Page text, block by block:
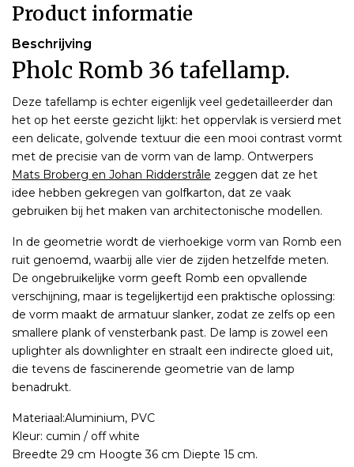
Product informatie
Beschrijving
Pholc Romb 36 tafellamp.
Deze tafellamp is echter eigenlijk veel gedetailleerder dan
het op het eerste gezicht lijkt: het oppervlak is versierd met
een delicate, golvende textuur die een mooi contrast vormt
met de precisie van de vorm van de lamp. Ontwerpers
Mats Broberg en Johan Ridderstråle zeggen dat ze het
idee hebben gekregen van golfkarton, dat ze vaak
gebruiken bij het maken van architectonische modellen.
In de geometrie wordt de vierhoekige vorm van Romb een
ruit genoemd, waarbij alle vier de zijden hetzelfde meten.
De ongebruikelijke vorm geeft Romb een opvallende
verschijning, maar is tegelijkertijd een praktische oplossing:
de vorm maakt de armatuur slanker, zodat ze zelfs op een
smallere plank of vensterbank past. De lamp is zowel een
uplighter als downlighter en straalt een indirecte gloed uit,
die tevens de fascinerende geometrie van de lamp
benadrukt.
Materiaal:Aluminium, PVC
Kleur: cumin / off white
Breedte 29 cm Hoogte 36 cm Diepte 15 cm.